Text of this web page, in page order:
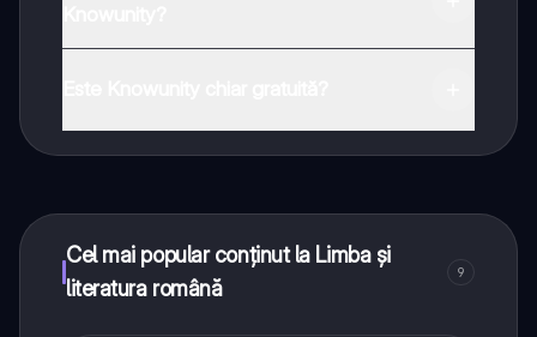
Cel mai popular conținut la Limba și
literatura română
9